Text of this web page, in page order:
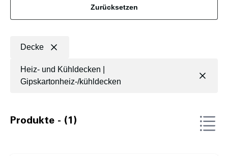
Zurücksetzen
Decke
Heiz- und Kühldecken |
Gipskartonheiz-/kühldecken
Produkte - (1)